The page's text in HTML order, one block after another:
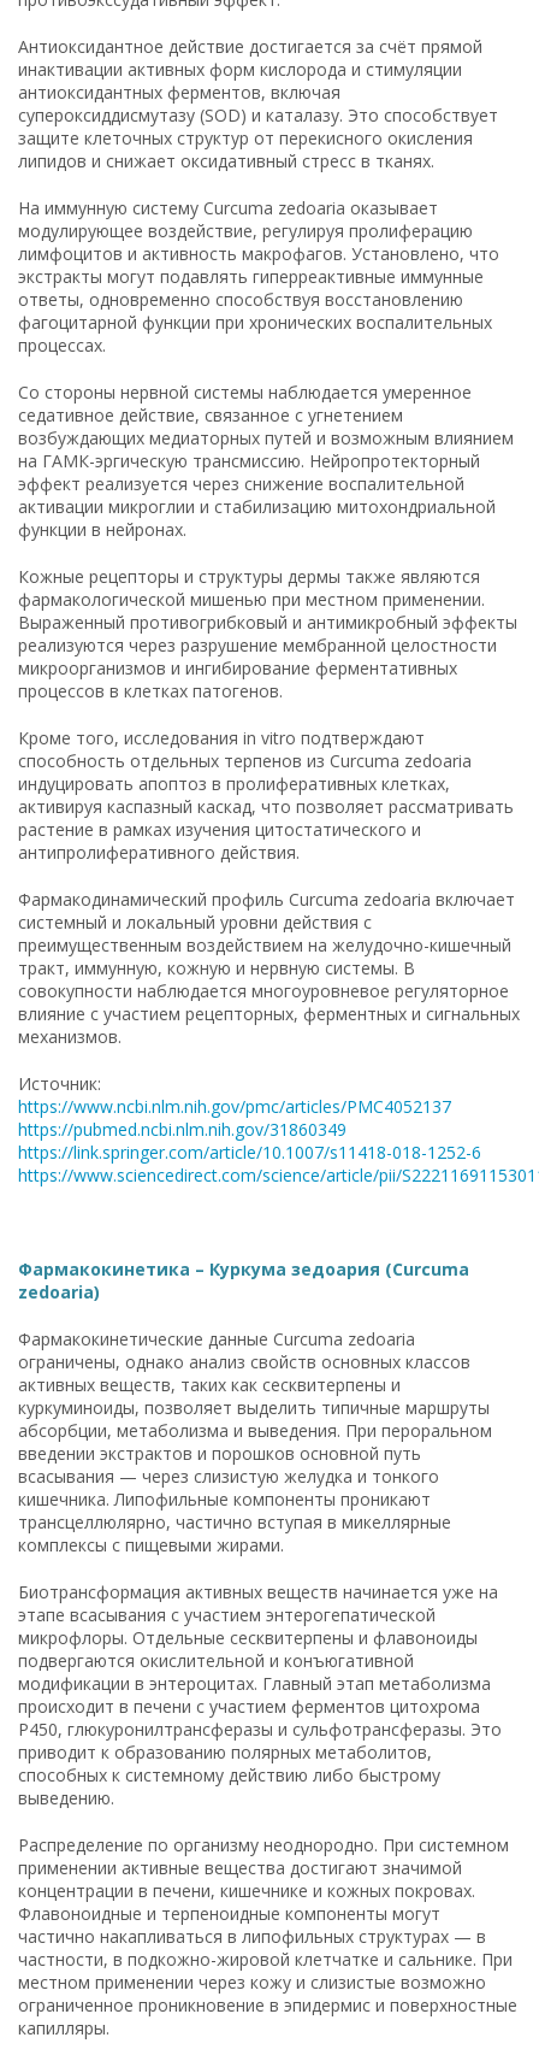
Антиоксидантное действие достигается за счёт прямой
инактивации активных форм кислорода и стимуляции
антиоксидантных ферментов, включая
супероксиддисмутазу (SOD) и каталазу. Это способствует
защите клеточных структур от перекисного окисления
липидов и снижает оксидативный стресс в тканях.
На иммунную систему Curcuma zedoaria оказывает
модулирующее воздействие, регулируя пролиферацию
лимфоцитов и активность макрофагов. Установлено, что
экстракты могут подавлять гиперреактивные иммунные
ответы, одновременно способствуя восстановлению
фагоцитарной функции при хронических воспалительных
процессах.
Со стороны нервной системы наблюдается умеренное
седативное действие, связанное с угнетением
возбуждающих медиаторных путей и возможным влиянием
на ГАМК-эргическую трансмиссию. Нейропротекторный
эффект реализуется через снижение воспалительной
активации микроглии и стабилизацию митохондриальной
функции в нейронах.
Кожные рецепторы и структуры дермы также являются
фармакологической мишенью при местном применении.
Выраженный противогрибковый и антимикробный эффекты
реализуются через разрушение мембранной целостности
микроорганизмов и ингибирование ферментативных
процессов в клетках патогенов.
Кроме того, исследования in vitro подтверждают
способность отдельных терпенов из Curcuma zedoaria
индуцировать апоптоз в пролиферативных клетках,
активируя каспазный каскад, что позволяет рассматривать
растение в рамках изучения цитостатического и
антипролиферативного действия.
Фармакодинамический профиль Curcuma zedoaria включает
системный и локальный уровни действия с
преимущественным воздействием на желудочно-кишечный
тракт, иммунную, кожную и нервную системы. В
совокупности наблюдается многоуровневое регуляторное
влияние с участием рецепторных, ферментных и сигнальных
механизмов.
Источник:
https://www.ncbi.nlm.nih.gov/pmc/articles/PMC4052137
https://pubmed.ncbi.nlm.nih.gov/31860349
https://link.springer.com/article/10.1007/s11418-018-1252-6
https://www.sciencedirect.com/science/article/pii/
Фармакокинетика – Куркума зедоария (Curcuma
zedoaria)
Фармакокинетические данные Curcuma zedoaria
ограничены, однако анализ свойств основных классов
активных веществ, таких как сесквитерпены и
куркуминоиды, позволяет выделить типичные маршруты
абсорбции, метаболизма и выведения. При пероральном
введении экстрактов и порошков основной путь
всасывания — через слизистую желудка и тонкого
кишечника. Липофильные компоненты проникают
трансцеллюлярно, частично вступая в микеллярные
комплексы с пищевыми жирами.
Биотрансформация активных веществ начинается уже на
этапе всасывания с участием энтерогепатической
микрофлоры. Отдельные сесквитерпены и флавоноиды
подвергаются окислительной и конъюгативной
модификации в энтероцитах. Главный этап метаболизма
происходит в печени с участием ферментов цитохрома
P450, глюкуронилтрансферазы и сульфотрансферазы. Это
приводит к образованию полярных метаболитов,
способных к системному действию либо быстрому
выведению.
Распределение по организму неоднородно. При системном
применении активные вещества достигают значимой
концентрации в печени, кишечнике и кожных покровах.
Флавоноидные и терпеноидные компоненты могут
частично накапливаться в липофильных структурах — в
частности, в подкожно-жировой клетчатке и сальнике. При
местном применении через кожу и слизистые возможно
ограниченное проникновение в эпидермис и поверхностные
капилляры.